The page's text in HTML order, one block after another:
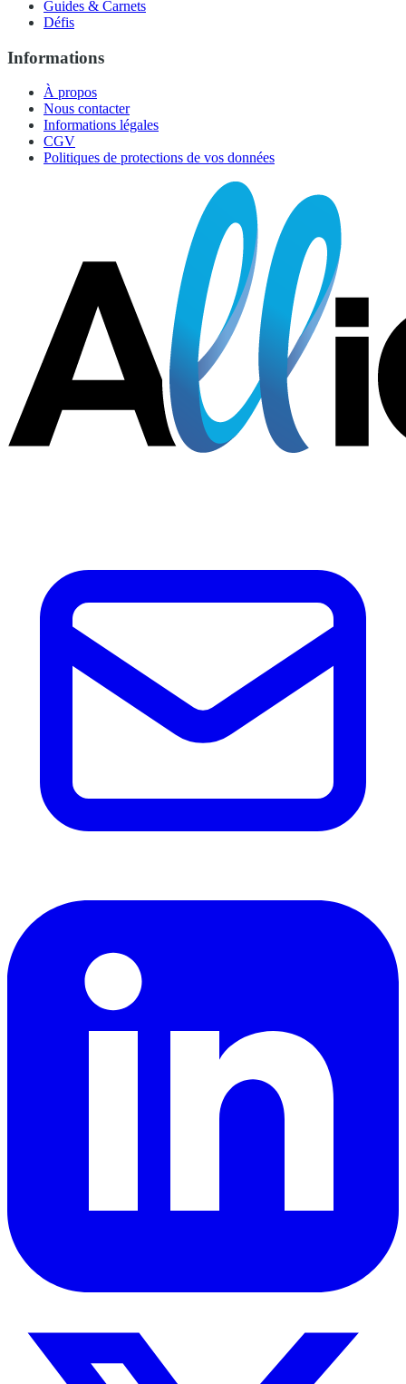
Guides & Carnets
Défis
Informations
À propos
Nous contacter
Informations légales
CGV
Politiques de protections de vos données